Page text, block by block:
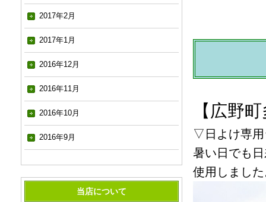
2017年2月
2017年1月
2016年12月
2016年11月
2016年10月
2016年9月
当店について
【広野
▽日よけ専
暑い日でも
使用しまし